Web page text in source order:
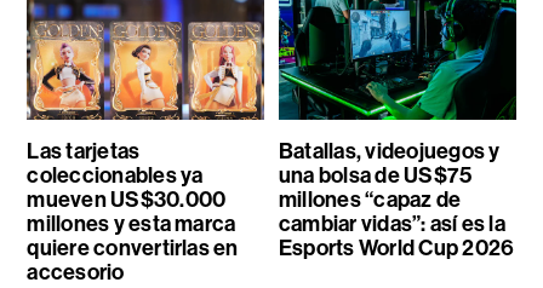
Las tarjetas
coleccionables ya
mueven US$30.000
millones y esta marca
quiere convertirlas en
accesorio
Batallas, videojuegos y
una bolsa de US$75
millones “capaz de
cambiar vidas”: así es la
Esports World Cup 2026